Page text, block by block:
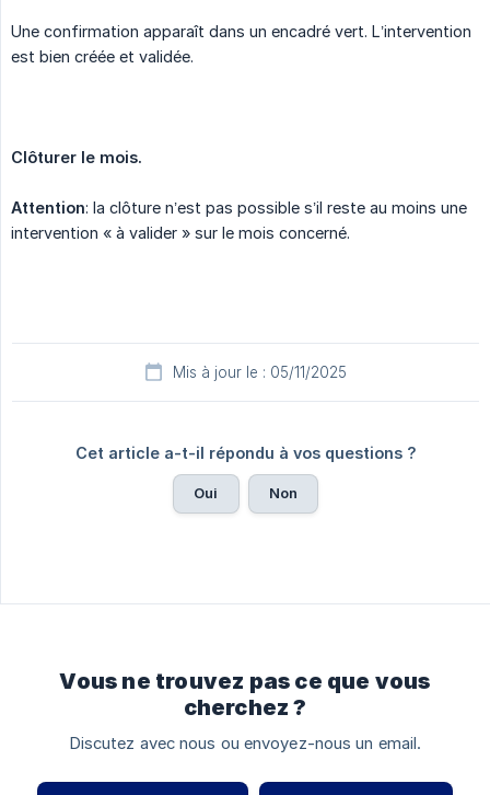
Une confirmation apparaît dans un encadré vert. L’intervention
est bien créée et validée.
Clôturer le mois.
Attention: la clôture n’est pas possible s’il reste au moins une
intervention « à valider » sur le mois concerné.
Mis à jour le : 05/11/2025
Cet article a-t-il répondu à vos questions ?
Oui Non
Vous ne trouvez pas ce que vous
cherchez ?
Discutez avec nous ou envoyez-nous un email.